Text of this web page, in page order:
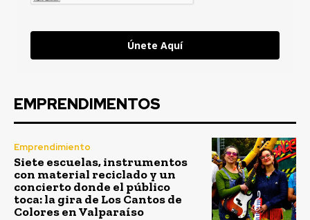
Únete Aquí
EMPRENDIMENTOS
Emprendimiento
Siete escuelas, instrumentos
con material reciclado y un
concierto donde el público
toca: la gira de Los Cantos de
Colores en Valparaíso